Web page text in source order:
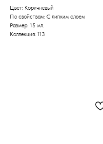
Цвет: Коричневый
По свойствам: С липким слоем
Размер: 15 мл.
Коллекция: 113